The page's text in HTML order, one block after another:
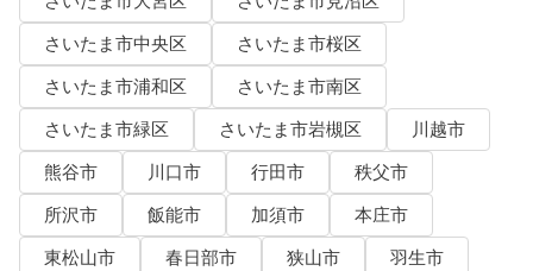
さいたま市中央区
さいたま市桜区
さいたま市浦和区
さいたま市南区
さいたま市緑区
さいたま市岩槻区
川越市
熊谷市
川口市 行田市
秩父市
所沢市
飯能市 加須市
本庄市
東松山市
春日部市 狭山市
羽生市